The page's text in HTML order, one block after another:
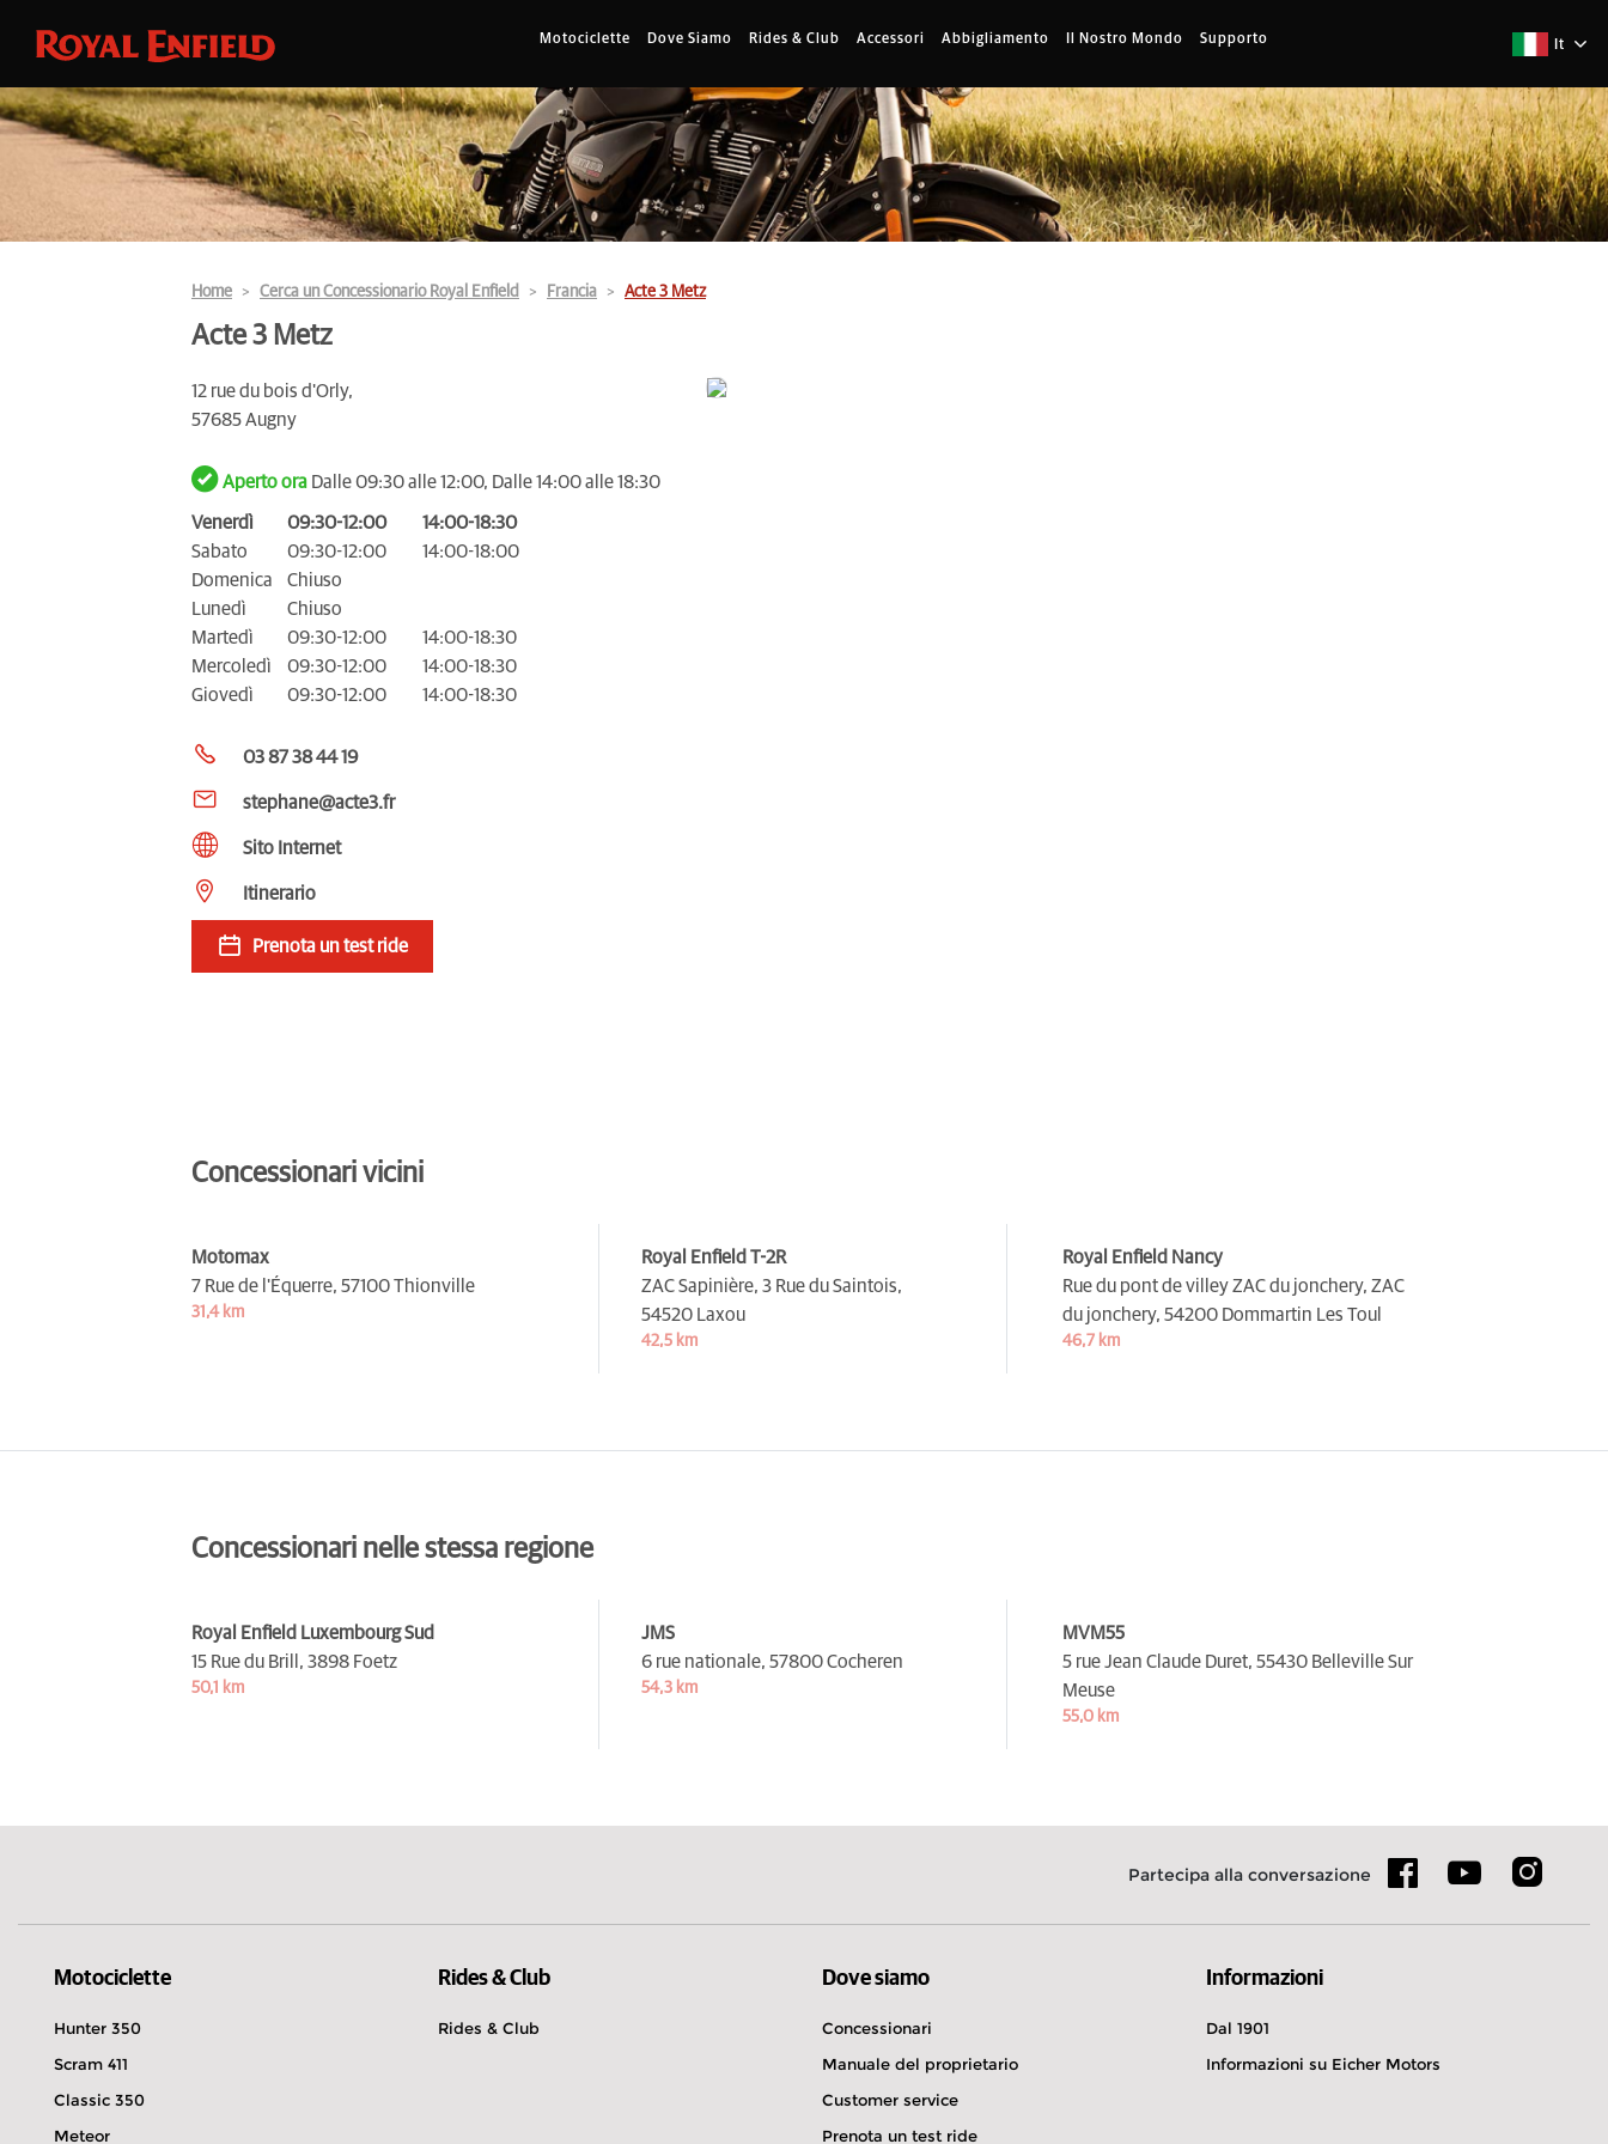
Motociclette Dove Siamo Rides & Club Accessori Abbigliamento Il Nostro Mondo Supporto It
Home Cerca un Concessionario Royal Enfield Francia Acte 3 Metz
Acte 3 Metz
12 rue du bois d'Orly,
57685 Augny
Aperto ora Dalle 09:30 alle 12:00, Dalle 14:00 alle 18:30
Venerdì 09:30-12:00
14:00-18:30
Sabato
09:30-12:00
14:00-18:00
Domenica
Chiuso
Lunedì
Chiuso
Martedì
09:30-12:00
14:00-18:30
Mercoledì
09:30-12:00
14:00-18:30
Giovedì
09:30-12:00 14:00-18:30
03 87 38 44 19
stephane@acte3.fr
Sito Internet
Itinerario
Prenota un test ride
Concessionari vicini
Motomax
7 Rue de l'Équerre, 57100 Thionville
31,4 km
Royal Enfield T-2R
ZAC Sapinière, 3 Rue du Saintois,
54520 Laxou
42,5 km
Royal Enfield Nancy
Rue du pont de villey ZAC du jonchery, ZAC
du jonchery, 54200 Dommartin Les Toul
46,7 km
Concessionari nelle stessa regione
Royal Enfield Luxembourg Sud
15 Rue du Brill, 3898 Foetz
50,1 km
JMS
6 rue nationale, 57800 Cocheren
54,3 km
MVM55
5 rue Jean Claude Duret, 55430 Belleville Sur
Meuse
55,0 km
Partecipa alla conversazione
Motociclette
Hunter 350
Scram 411
Classic 350
Meteor
Rides & Club
Rides & Club
Dove siamo
Concessionari
Manuale del proprietario
Customer service
Prenota un test ride
Informazioni
Dal 1901
Informazioni su Eicher Motors